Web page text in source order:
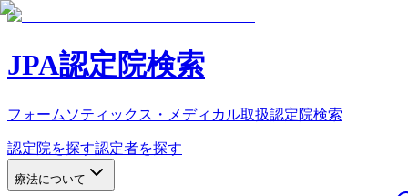
JPA認定院検索
フォームソティックス・メディカル取扱認定院検索
認定院を探す認定者を探す
療法について